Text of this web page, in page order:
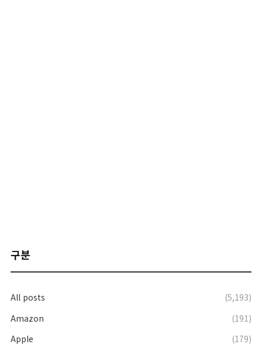
구분
All posts
(5,193)
Amazon
(191)
Apple
(179)